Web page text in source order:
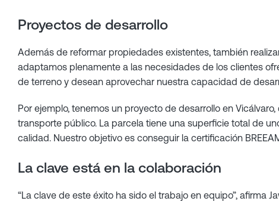
Proyectos de desarrollo
Además de reformar propiedades existentes, también
adaptamos plenamente a las necesidades de los clientes
de terreno y desean aprovechar nuestra capacidad de
Por ejemplo, tenemos un proyecto de desarrollo en
transporte público. La parcela tiene una superficie total de
calidad. Nuestro objetivo es conseguir la certificación
La clave está en la colaboración
“La clave de este éxito ha sido el trabajo en equipo”, afirma